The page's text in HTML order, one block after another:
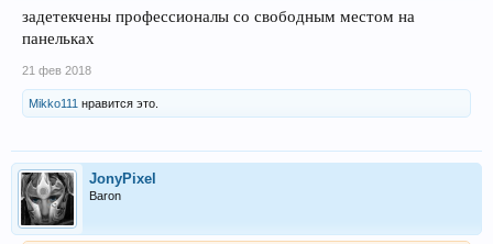
задетекчены профессионалы со свободным местом на
панельках
21 фев 2018
Mikko111 нравится это.
JonyPixel
Baron